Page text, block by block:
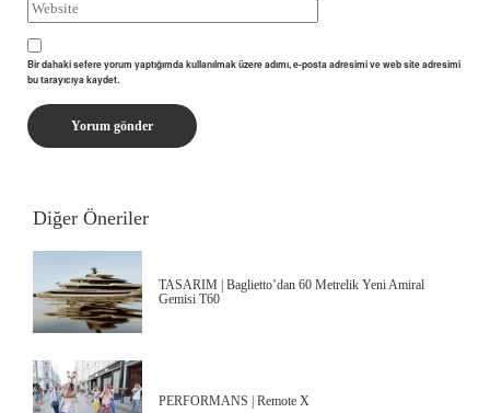
Bir dahaki sefere yorum yaptığımda kullanılmak üzere adımı, e-posta adresimi ve web site adresimi
bu tarayıcıya kaydet.
Diğer Öneriler
TASARIM | Baglietto’dan 60 Metrelik Yeni Amiral
Gemisi T60
PERFORMANS | Remote X